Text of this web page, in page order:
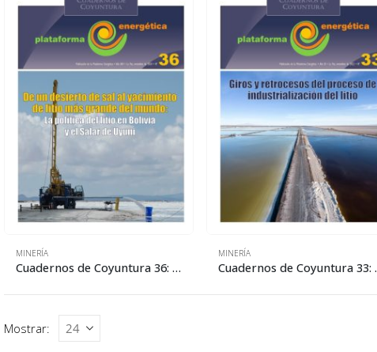
MINERÍA
Cuadernos de Coyuntura 36: De un desierto de sal al yacimiento de litio más grande del mundo
MINERÍA
Cuadernos de
Mostrar: